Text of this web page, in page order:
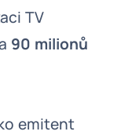
TV
90 milionů
emitent